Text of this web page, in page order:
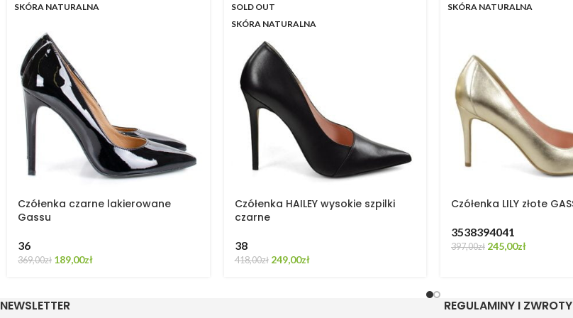
SKÓRA NATURALNA
Czółenka czarne lakierowane
Gassu
36
369,00zł 189,00zł
SOLD OUT
SKÓRA NATURALNA
Czółenka HAILEY wysokie szpilki
czarne
38
418,00zł 249,00zł
SKÓRA NATURALNA
Czółenka LILY złote
3538394041
397,00zł 245,00zł
NEWSLETTER REGULAMINY I ZWROTY